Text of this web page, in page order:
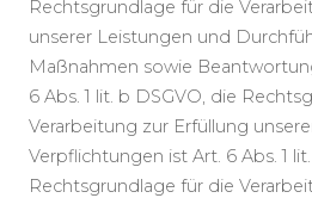
Rechtsgrundlage für die
unserer Leistungen und
Maßnahmen sowie
6 Abs. 1 lit. b DSGVO, die
Verarbeitung zur Erfüllung
Verpflichtungen ist Art. 6 Abs. 1
Rechtsgrundlage für die